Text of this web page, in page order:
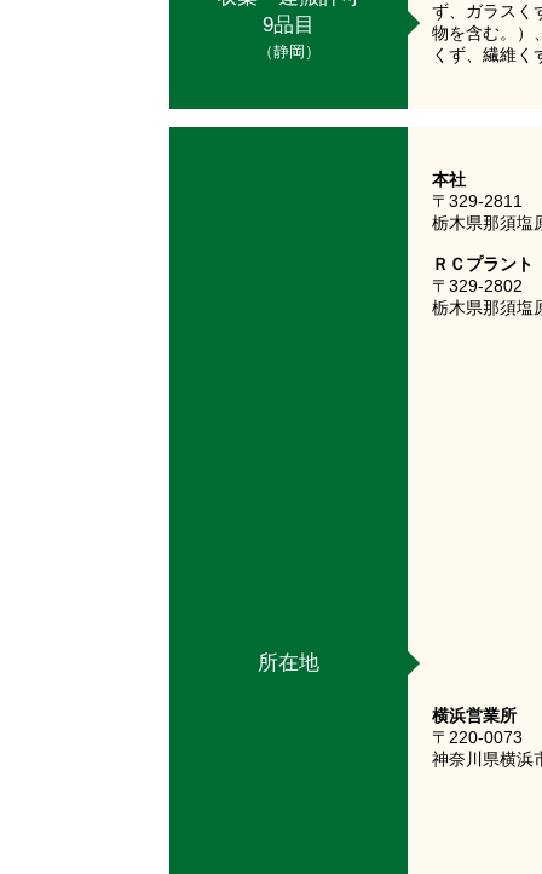
9品目
（静岡）
ず、ガラスく
物を含む。）
くず、繊維く
所在地
本社
〒329-2811
栃木県那須塩
ＲＣプラント
〒329-2802
栃木県那須塩
横浜営業所
〒220-0073
神奈川県横浜